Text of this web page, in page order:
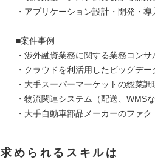
・アプリケーション設計・開発・導
■案件事例
・渉外融資業務に関する業務コン
・クラウドを利活用したビッグデ
・大手スーパーマーケットの総菜
・物流関連システム（配送、WMS
・大手自動車部品メーカーのファ
求められるスキルは